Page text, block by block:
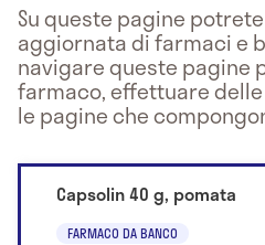
Su queste pagine
aggiornata di farmaci e
navigare queste pagine
farmaco, effettuare
le pagine che
Capsolin 40 g, pomata
FARMACO DA BANCO